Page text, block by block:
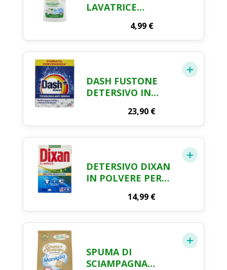
LAVATRICE
28 LAV. 1260 ML
4,99 €
DASH FUSTONE
DETERSIVO IN
MISURINI23,90 €
DETERSIVO DIXAN
IN POLVERE PER
14,99 €
SPUMA DI
SCIAMPAGNA